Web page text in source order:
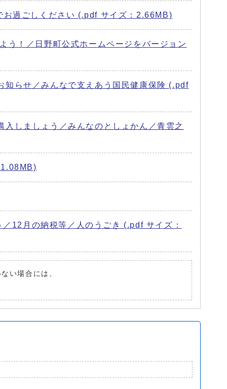
過ごしください (.pdf サイズ：2.66MB)
う！／日野町公式ホームページをバージョン
知らせ／みんなで支えあう国民健康保険 (.pdf
しましょう／みんなのとしょかん／青雲之
12月の納税等／人のうごき (.pdf サイズ：
い場合には、